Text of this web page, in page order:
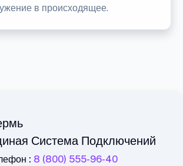
в происходящее.
Система Подключений
: 8 (800) 555-96-40